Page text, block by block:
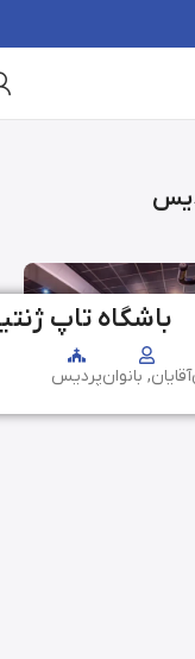
باشگاه تاپ
آقایان, بانوانپردیس